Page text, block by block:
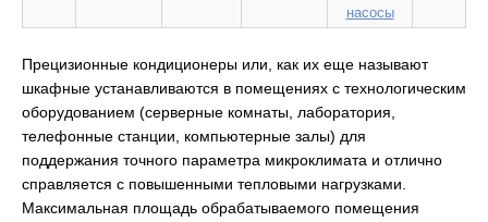
насосы
Прецизионные кондиционеры или, как их еще называют
шкафные устанавливаются в помещениях с технологическим
оборудованием (серверные комнаты, лаборатория,
телефонные станции, компьютерные залы) для
поддержания точного параметра микроклимата и отлично
справляется с повышенными тепловыми нагрузками.
Максимальная площадь обрабатываемого помещения